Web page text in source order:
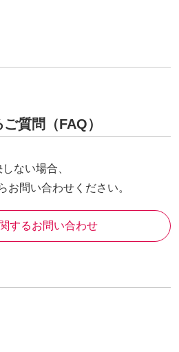
質問（FAQ）
ない場合、
お問い合わせください。
するお問い合わせ